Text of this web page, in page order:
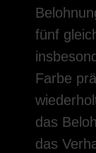
fünf
Farbe
das
das